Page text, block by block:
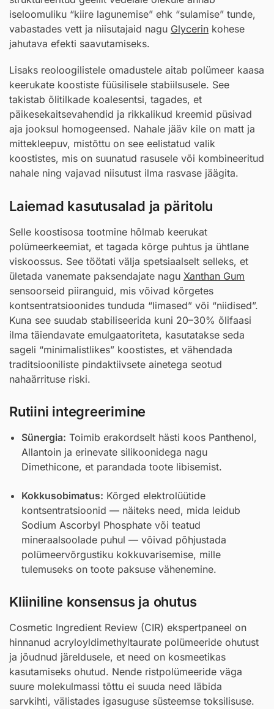
iseloomuliku “kiire lagunemise” ehk “sulamise” tunde,
vabastades vett ja niisutajaid nagu Glycerin kohese
jahutava efekti saavutamiseks.
Lisaks reoloogilistele omadustele aitab polümeer kaasa
keerukate koostiste füüsilisele stabiilsusele. See
takistab õlitilkade koalesentsi, tagades, et
päikesekaitsevahendid ja rikkalikud kreemid püsivad
aja jooksul homogeensed. Nahale jääv kile on matt ja
mittekleepuv, mistõttu on see eelistatud valik
koostistes, mis on suunatud rasusele või kombineeritud
nahale ning vajavad niisutust ilma rasvase jäägita.
Laiemad kasutusalad ja päritolu
Selle koostisosa tootmine hõlmab keerukat
polümeerkeemiat, et tagada kõrge puhtus ja ühtlane
viskoossus. See töötati välja spetsiaalselt selleks, et
ületada vanemate paksendajate nagu Xanthan Gum
sensoorseid piiranguid, mis võivad kõrgetes
kontsentratsioonides tunduda “limased” või “niidised”.
Kuna see suudab stabiliseerida kuni 20–30% õlifaasi
ilma täiendavate emulgaatoriteta, kasutatakse seda
sageli “minimalistlikes” koostistes, et vähendada
traditsiooniliste pindaktiivsete ainetega seotud
nahaärrituse riski.
Rutiini integreerimine
Sünergia: Toimib erakordselt hästi koos Panthenol,
Allantoin ja erinevate silikoonidega nagu
Dimethicone, et parandada toote libisemist.
Kokkusobimatus: Kõrged elektrolüütide
kontsentratsioonid — näiteks need, mida leidub
Sodium Ascorbyl Phosphate või teatud
mineraalsoolade puhul — võivad põhjustada
polümeervõrgustiku kokkuvarisemise, mille
tulemuseks on toote paksuse vähenemine.
Kliiniline konsensus ja ohutus
Cosmetic Ingredient Review (CIR) ekspertpaneel on
hinnanud acryloyldimethyltaurate polümeeride ohutust
ja jõudnud järeldusele, et need on kosmeetikas
kasutamiseks ohutud. Nende ristpolümeeride väga
suure molekulmassi tõttu ei suuda need läbida
sarvkihti, välistades igasuguse süsteemse toksilisuse.